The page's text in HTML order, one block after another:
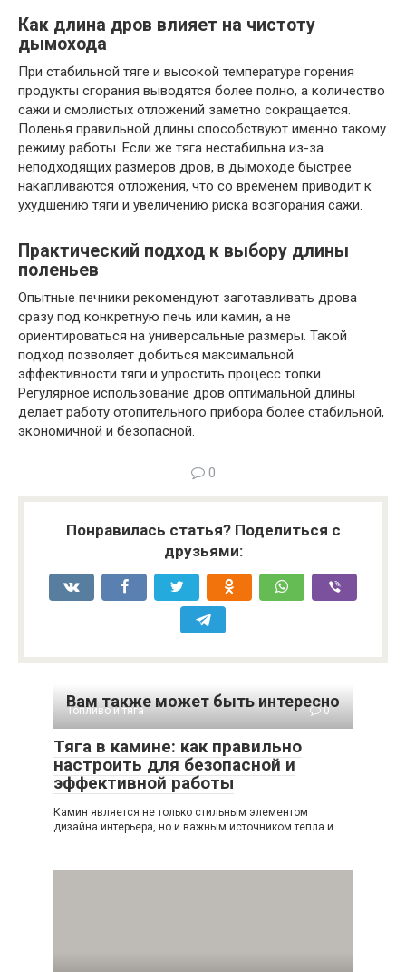
Как длина дров влияет на чистоту
дымохода
При стабильной тяге и высокой температуре горения
продукты сгорания выводятся более полно, а количество
сажи и смолистых отложений заметно сокращается.
Поленья правильной длины способствуют именно такому
режиму работы. Если же тяга нестабильна из-за
неподходящих размеров дров, в дымоходе быстрее
накапливаются отложения, что со временем приводит к
ухудшению тяги и увеличению риска возгорания сажи.
Практический подход к выбору длины
поленьев
Опытные печники рекомендуют заготавливать дрова
сразу под конкретную печь или камин, а не
ориентироваться на универсальные размеры. Такой
подход позволяет добиться максимальной
эффективности тяги и упростить процесс топки.
Регулярное использование дров оптимальной длины
делает работу отопительного прибора более стабильной,
экономичной и безопасной.
0
Понравилась статья? Поделиться с
друзьями:
Вам также может быть интересно
Топливо и тяга 0
Тяга в камине: как правильно
настроить для безопасной и
эффективной работы
Камин является не только стильным элементом
дизайна интерьера, но и важным источником тепла и